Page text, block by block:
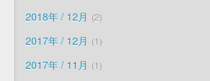
2018年 / 12月 2
2017年 / 12月 1
2017年 / 11月 1